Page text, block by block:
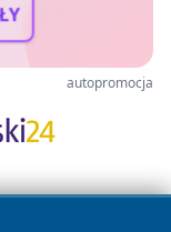
autopromocja